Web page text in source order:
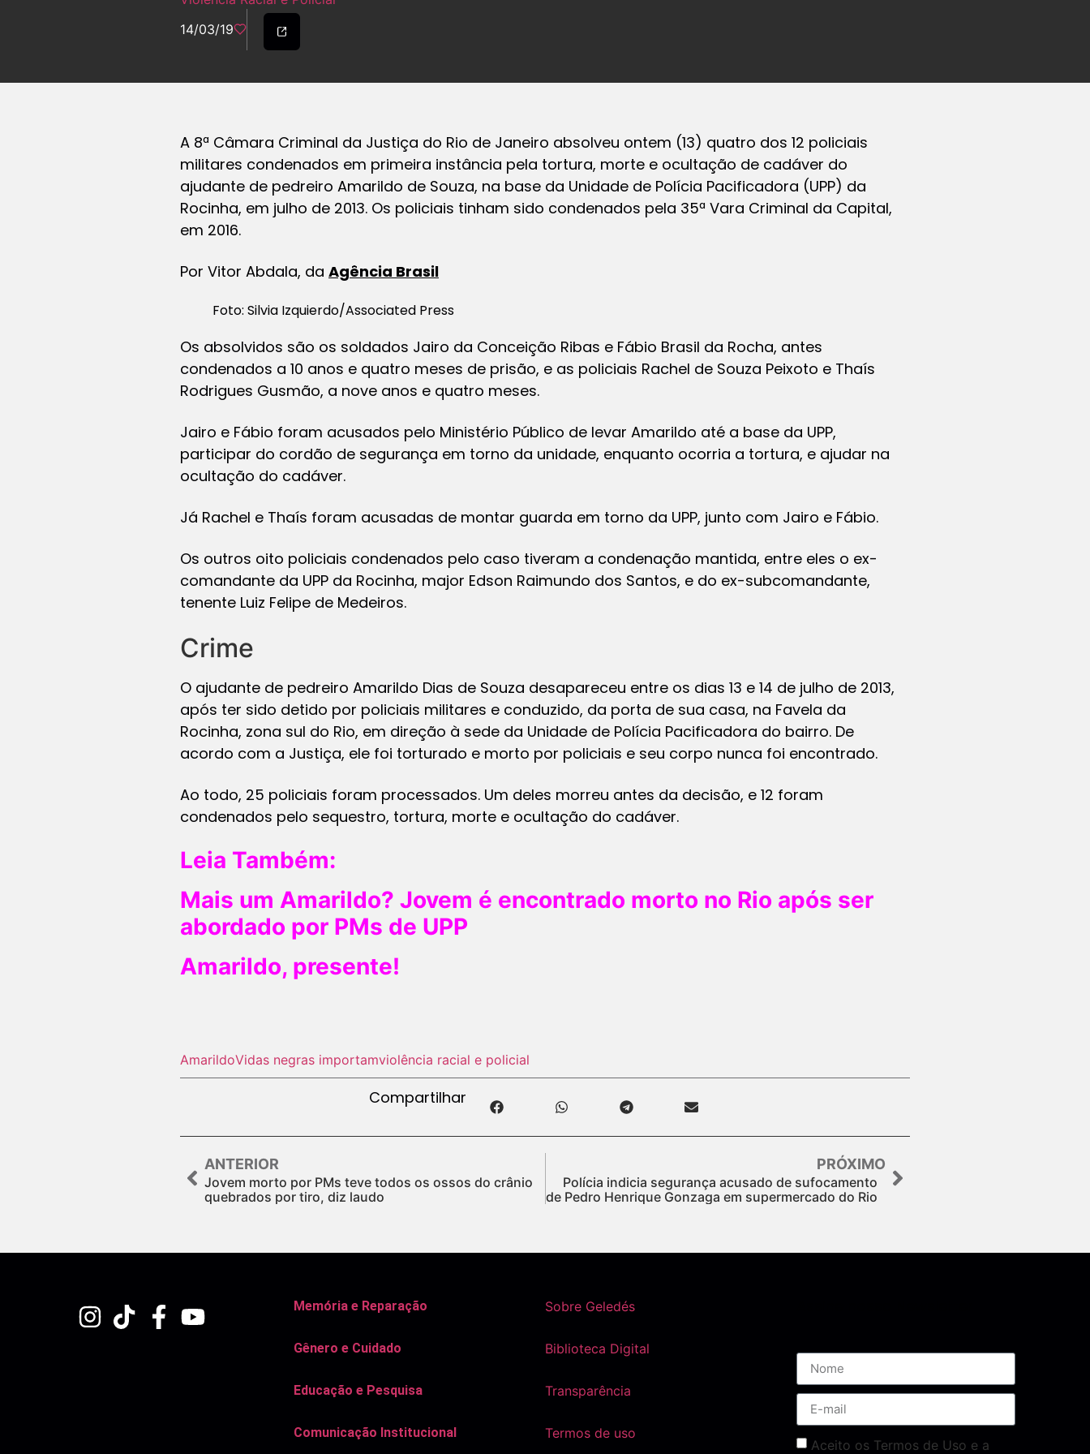
14/03/19
A 8ª Câmara Criminal da Justiça do Rio de Janeiro absolveu ontem (13) quatro dos 12 policiais
militares condenados em primeira instância pela tortura, morte e ocultação de cadáver do
ajudante de pedreiro Amarildo de Souza, na base da Unidade de Polícia Pacificadora (UPP) da
Rocinha, em julho de 2013. Os policiais tinham sido condenados pela 35ª Vara Criminal da Capital,
em 2016.
Por Vitor Abdala, da Agência Brasil
Foto: Silvia Izquierdo/Associated Press
Os absolvidos são os soldados Jairo da Conceição Ribas e Fábio Brasil da Rocha, antes
condenados a 10 anos e quatro meses de prisão, e as policiais Rachel de Souza Peixoto e Thaís
Rodrigues Gusmão, a nove anos e quatro meses.
Jairo e Fábio foram acusados pelo Ministério Público de levar Amarildo até a base da UPP,
participar do cordão de segurança em torno da unidade, enquanto ocorria a tortura, e ajudar na
ocultação do cadáver.
Já Rachel e Thaís foram acusadas de montar guarda em torno da UPP, junto com Jairo e Fábio.
Os outros oito policiais condenados pelo caso tiveram a condenação mantida, entre eles o ex-
comandante da UPP da Rocinha, major Edson Raimundo dos Santos, e do ex-subcomandante,
tenente Luiz Felipe de Medeiros.
Crime
O ajudante de pedreiro Amarildo Dias de Souza desapareceu entre os dias 13 e 14 de julho de 2013,
após ter sido detido por policiais militares e conduzido, da porta de sua casa, na Favela da
Rocinha, zona sul do Rio, em direção à sede da Unidade de Polícia Pacificadora do bairro. De
acordo com a Justiça, ele foi torturado e morto por policiais e seu corpo nunca foi encontrado.
Ao todo, 25 policiais foram processados. Um deles morreu antes da decisão, e 12 foram
condenados pelo sequestro, tortura, morte e ocultação do cadáver.
Leia Também:
Mais um Amarildo? Jovem é encontrado morto no Rio após ser
abordado por PMs de UPP
Amarildo, presente!
AmarildoVidas negras importamviolência racial e policial
Compartilhar
ANTERIOR
Jovem morto por PMs teve todos os ossos do crânio
quebrados por tiro, diz laudo
PRÓXIMO
Polícia indicia segurança acusado de sufocamento
de Pedro Henrique Gonzaga em supermercado do Rio
Memória e Reparação
Gênero e Cuidado
Educação e Pesquisa
Comunicação Institucional
Sobre Geledés
Biblioteca Digital
Transparência
Termos de uso
Aceito os Termos de Uso e a